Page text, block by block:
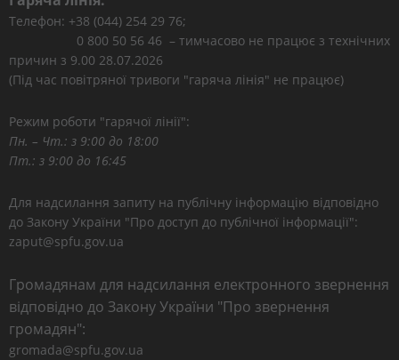
Телефон: +38 (044) 254 29 76;
0 800 50 56 46 – тимчасово не працює з технічних
причин з 9.00 28.07.2026
(Під час повітряної тривоги "гаряча лінія" не працює)
Режим роботи "гарячої лінії":
Пн. – Чт.: з 9:00 до 18:00
Пт.: з 9:00 до 16:45
Для надсилання запиту на публічну інформацію відповідно
до Закону України "Про доступ до публічної інформації":
zaput@spfu.gov.ua
Громадянам для надсилання електронного звернення
відповідно до Закону України "Про звернення
громадян":
gromada@spfu.gov.ua